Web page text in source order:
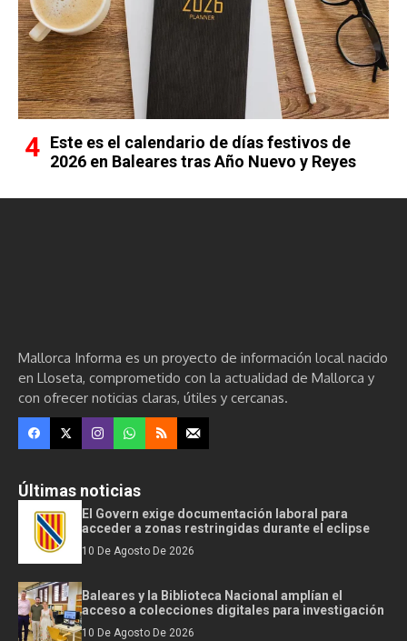
Este es el calendario de días festivos de
2026 en Baleares tras Año Nuevo y Reyes
Mallorca Informa es un proyecto de información local nacido
en Lloseta, comprometido con la actualidad de Mallorca y
con ofrecer noticias claras, útiles y cercanas.
Últimas noticias
El Govern exige documentación laboral para
acceder a zonas restringidas durante el eclipse
10 De Agosto De 2026
Baleares y la Biblioteca Nacional amplían el
acceso a colecciones digitales para investigación
10 De Agosto De 2026